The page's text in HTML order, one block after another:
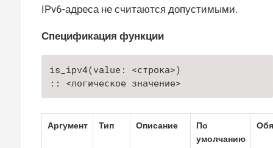
IPv6-адреса не считаются допустимыми.
Спецификация функции
is_ipv4(value: <строка>)
:: <логическое значение>
Аргумент Тип Описание
По
умолчанию